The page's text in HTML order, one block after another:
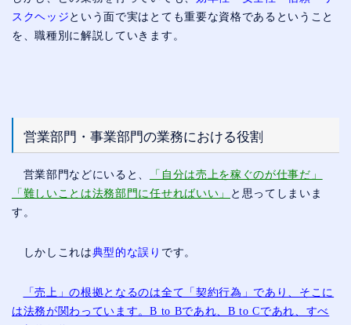
スクヘッジ という面で実はとても重要な資格であるということ
を、職種別に解説していきます。
営業部門・事業部門の業務における役割
営業部門などにいると、
「自分は売上を稼ぐのが仕事だ」
「難しいことは法務部門に任せればいい」
と思ってしまいま
す。
しかしこれは典型的な誤り です。
「売上」の根拠となるのは全て「契約行為」であり、そこに
は法務が関わっています。B to Bであれ、B to Cであれ、すべ